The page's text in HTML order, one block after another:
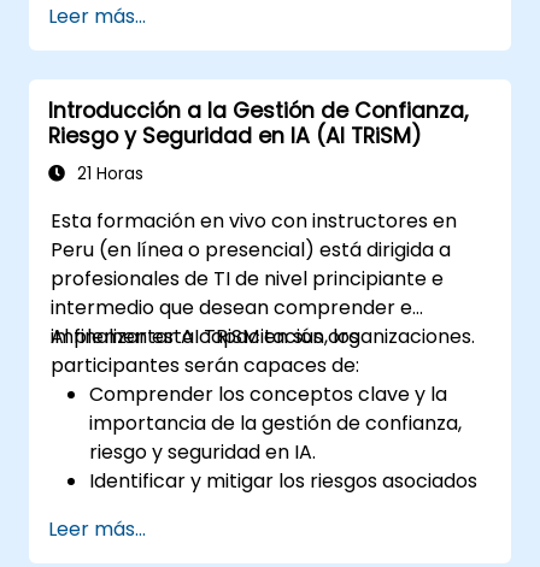
seguridad web tradicional, exploran
amenazas comunes específicas de la IA
como la inyección de instrucciones, el
envenenamiento de RAG y el abuso de
agentes, y entienden cómo proteger los
sistemas de IA utilizando defensas en capas
APIs y guardrails. A través de laboratorios
prácticos y ejemplos del mundo real, los
estudiantes adquieren las habilidades para
identificar patrones de ataque de la IA,
asegurar aplicaciones basadas en LLM e
implementar defensas efectivas en runtime
para entornos de producción.
Leer más...
Introducción a la Gestión de Confianza,
Riesgo y Seguridad en IA (AI TRiSM)
21 Horas
Esta formación en vivo con instructores en
Peru (en línea o presencial) está dirigida a
profesionales de TI de nivel principiante e
intermedio que desean comprender e
implementar AI TRiSM en sus organizaciones.
Al finalizar esta capacitación, los
participantes serán capaces de:
Comprender los conceptos clave y la
importancia de la gestión de confianza,
riesgo y seguridad en IA.
Identificar y mitigar los riesgos asociados
Implementar las mejores prácticas de
Leer más...